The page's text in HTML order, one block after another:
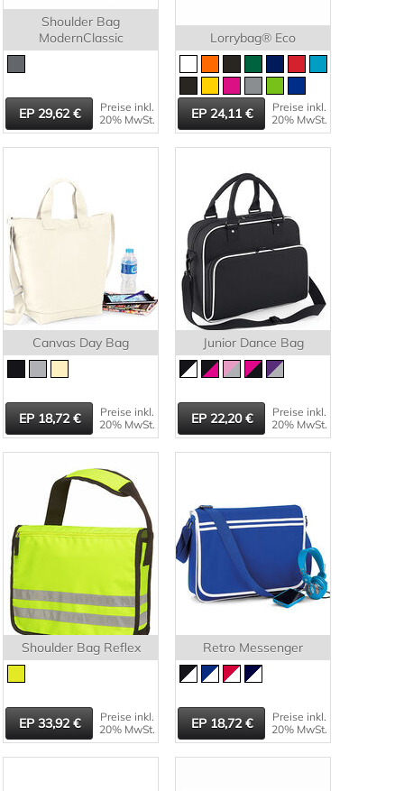
Shoulder Bag
ModernClassic
29,62
Preise inkl.
20% MwSt.
Lorrybag® Eco
24,11
Preise inkl.
20% MwSt.
Canvas Day Bag
18,72
Preise inkl.
20% MwSt.
Junior Dance Bag
22,20
Preise inkl.
20% MwSt.
Shoulder Bag Reflex
33,92
Preise inkl.
20% MwSt.
Retro Messenger
18,72
Preise inkl.
20% MwSt.